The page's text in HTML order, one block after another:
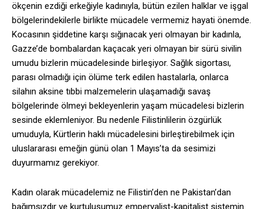
ökçenin ezdiği erkeğiyle kadınıyla, bütün ezilen halklar ve işgal
bölgelerindekilerle birlikte mücadele vermemiz hayati önemde.
Kocasının şiddetine karşı sığınacak yeri olmayan bir kadınla,
Gazze’de bombalardan kaçacak yeri olmayan bir sürü sivilin
umudu bizlerin mücadelesinde birleşiyor. Sağlık sigortası,
parası olmadığı için ölüme terk edilen hastalarla, onlarca
silahın aksine tıbbi malzemelerin ulaşamadığı savaş
bölgelerinde ölmeyi bekleyenlerin yaşam mücadelesi bizlerin
sesinde eklemleniyor. Bu nedenle Filistinlilerin özgürlük
umuduyla, Kürtlerin haklı mücadelesini birleştirebilmek için
uluslararası emeğin günü olan 1 Mayıs’ta da sesimizi
duyurmamız gerekiyor.
Kadın olarak mücadelemiz ne Filistin’den ne Pakistan’dan
bağımsızdır ve kurtuluşumuz emperyalist-kapitalist sistemin